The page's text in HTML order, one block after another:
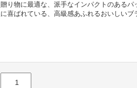
り物に最適な、派手なインパクトのあるパ
喜ばれている、高級感あふれるおいしいブ
しっとりふわふわ美味しい食感のバウムクー
産カソナード(赤砂糖)を丁寧にキャラメリゼし